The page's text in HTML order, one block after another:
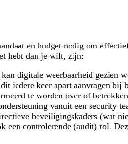
en budget nodig om
hebt dan je wilt, zijn:
digitale weerbaarheid gezien
iedere keer apart aanvragen
te worden over of
vanuit een security
beveiligingskaders (wat
een controlerende (audit) rol.